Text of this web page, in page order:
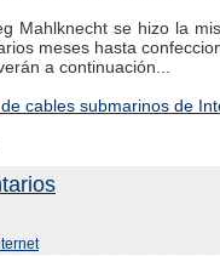
Mahlknecht se hizo la
meses hasta
a continuación...
cables submarinos de